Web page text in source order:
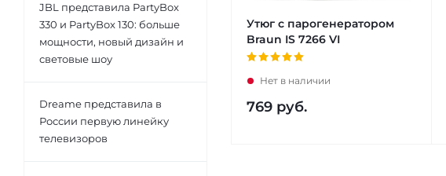
Утюг с парогенератором
Braun IS 7266 VI
Нет в наличии
769 руб.
JBL представила PartyBox
330 и PartyBox 130: больше
мощности, новый дизайн и
световые шоу
Dreame представила в
России первую линейку
телевизоров